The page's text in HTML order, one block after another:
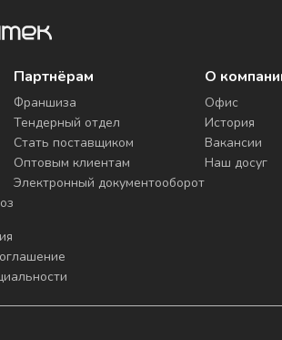
Партнёрам
Франшиза
Тендерный отдел
Стать поставщиком
Оптовым клиентам
Электронный документооборот
О
Офис
История
Вакансии
Наш досуг